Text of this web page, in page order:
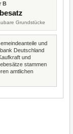
B
Grundstücke
und
Deutschland
und
stammen
amtlichen